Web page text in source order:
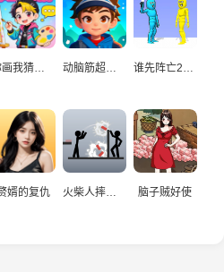
婿的复仇 火柴人摔炮仗 脑子贼好使